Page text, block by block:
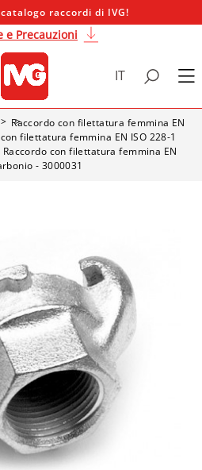
raccordi di IVG!
e Precauzioni
IT
Raccordo con filettatura femmina EN
filettatura femmina EN ISO 228-1
Raccordo con filettatura femmina EN
- 3000031